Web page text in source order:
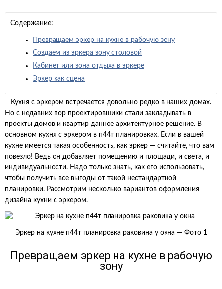
Содержание:
Превращаем эркер на кухне в рабочую зону
Создаем из эркера зону столовой
Кабинет или зона отдыха в эркере
Эркер как сцена
Кухня с эркером встречается довольно редко в наших домах.
Но с недавних пор проектировщики стали закладывать в
проекты домов и квартир данное архитектурное решение. В
основном кухня с эркером в п44т планировках. Если в вашей
кухне имеется такая особенность, как эркер — считайте, что вам
повезло! Ведь он добавляет помещению и площади, и света, и
индивидуальности. Надо только знать, как его использовать,
чтобы получить все выгоды от такой нестандартной
планировки. Рассмотрим несколько вариантов оформления
дизайна кухни с эркером.
Эркер на кухне п44т планировка раковина у окна — Фото 1
Превращаем эркер на кухне в рабочую
зону